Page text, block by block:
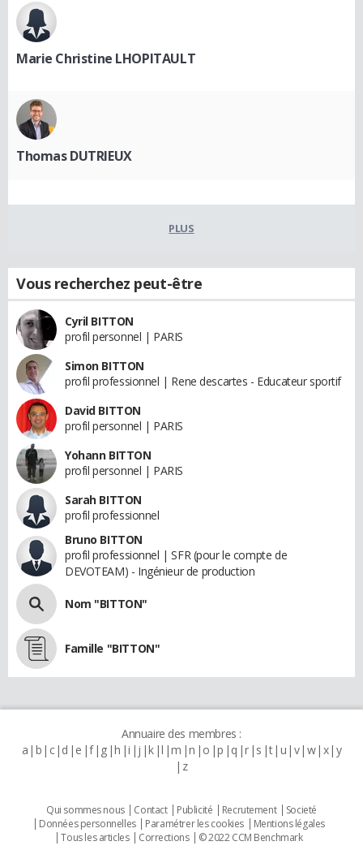
Marie Christine LHOPITAULT
Thomas DUTRIEUX
PLUS
Vous recherchez peut-être
Cyril BITTON
profil personnel | PARIS
Simon BITTON
profil professionnel | Rene descartes - Educateur sportif
David BITTON
profil personnel | PARIS
Yohann BITTON
profil personnel | PARIS
Sarah BITTON
profil professionnel
Bruno BITTON
profil professionnel | SFR (pour le compte de
DEVOTEAM) - Ingénieur de production
Nom "BITTON"
Famille "BITTON"
Annuaire des membres :
a b c d e f g h i j k l m n o p q r s t u v w x y
z
Qui sommes nous Contact Publicité Recrutement
Societé
Données personnelles
Paramétrer les cookies
Mentions légales
Tous les articles
Corrections © 2022 CCM Benchmark